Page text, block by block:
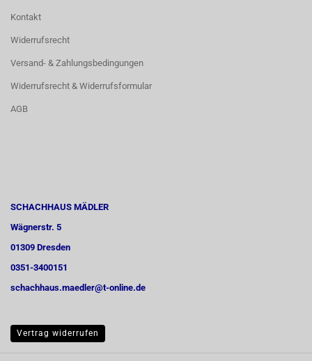
Kontakt
Widerrufsrecht
Versand- & Zahlungsbedingungen
Widerrufsrecht & Widerrufsformular
AGB
SCHACHHAUS MÄDLER
Wägnerstr. 5
01309 Dresden
0351-3400151
schachhaus.maedler@t-online.de
Vertrag widerrufen